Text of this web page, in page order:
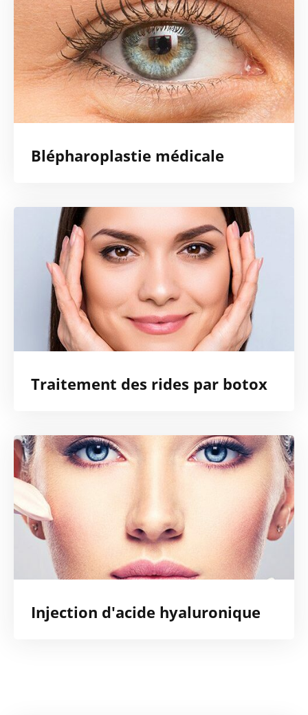
Blépharoplastie médicale
Traitement des rides par botox
Injection d'acide hyaluronique